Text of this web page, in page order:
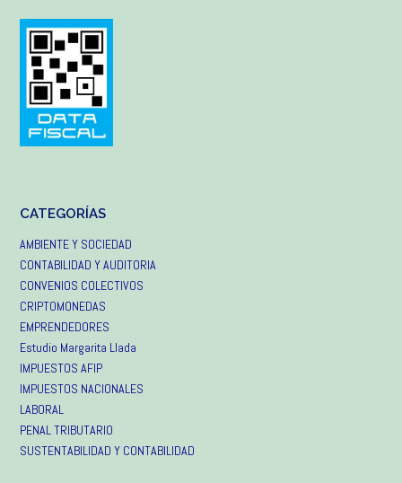
CATEGORÍAS
AMBIENTE Y SOCIEDAD
CONTABILIDAD Y AUDITORIA
CONVENIOS COLECTIVOS
CRIPTOMONEDAS
EMPRENDEDORES
Estudio Margarita Llada
IMPUESTOS AFIP
IMPUESTOS NACIONALES
LABORAL
PENAL TRIBUTARIO
SUSTENTABILIDAD Y CONTABILIDAD